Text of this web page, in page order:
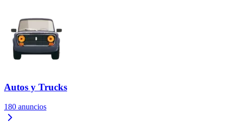
Autos y Trucks
180 anuncios